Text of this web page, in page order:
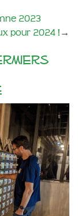
2023
pour 2024 ! →